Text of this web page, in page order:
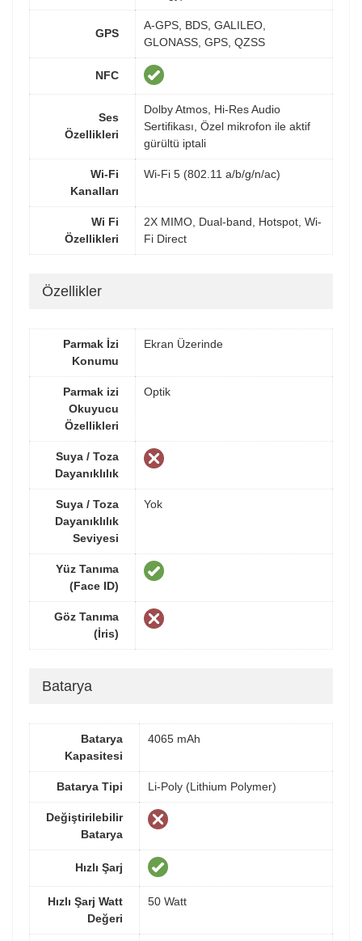
GPS
A-GPS, BDS, GALILEO,
GLONASS, GPS, QZSS
NFC
Ses
Özellikleri
Dolby Atmos, Hi-Res Audio
Sertifikası, Özel mikrofon ile aktif
gürültü iptali
Wi-Fi
Kanalları
Wi-Fi 5 (802.11 a/b/g/n/ac)
Wi Fi
Özellikleri
2X MIMO, Dual-band, Hotspot, Wi-
Fi Direct
Özellikler
Parmak İzi
Konumu
Ekran Üzerinde
Parmak izi
Okuyucu
Özellikleri
Optik
Suya / Toza
Dayanıklılık
Suya / Toza
Dayanıklılık
Seviyesi
Yok
Yüz Tanıma
(Face ID)
Göz Tanıma
(İris)
Batarya
Batarya
Kapasitesi
4065 mAh
Batarya Tipi Li-Poly (Lithium Polymer)
Değiştirilebilir
Batarya
Hızlı Şarj
Hızlı Şarj Watt
Değeri
50 Watt